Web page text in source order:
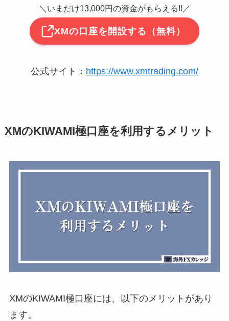
＼いまだけ13,000円の資金がもらえる!!／
XMの口座を開設する（無料）
公式サイト： https://www.xmtrading.com/
XMのKIWAMI極口座を利用するメリット
XMのKIWAMI極口座には、以下のメリットがあり
ます。